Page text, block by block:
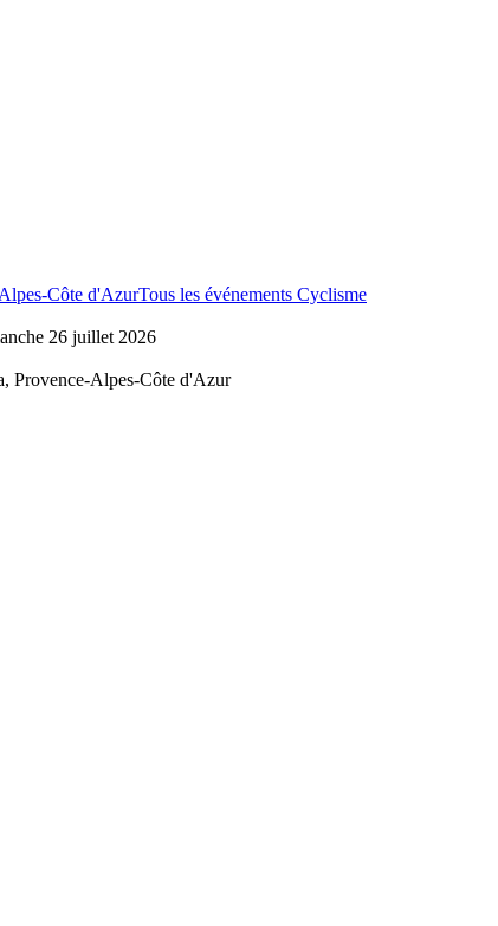
Côte d'AzurTous les événements Cyclisme
26 juillet 2026
, Provence-Alpes-Côte d'Azur